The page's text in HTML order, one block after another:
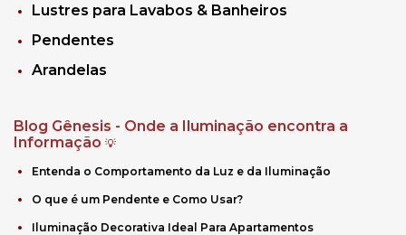
Lustres para Lavabos & Banheiros
Pendentes
Arandelas
Blog Gênesis - Onde a Iluminação encontra a
Informação 💡
Entenda o Comportamento da Luz e da Iluminação
O que é um Pendente e Como Usar?
Iluminação Decorativa Ideal Para Apartamentos